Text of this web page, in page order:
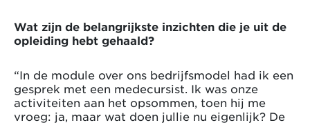
Wat zijn de belangrijkste inzichten die je uit de
opleiding hebt gehaald?
“In de module over ons bedrijfsmodel had ik een
gesprek met een medecursist. Ik was onze
activiteiten aan het opsommen, toen hij me
vroeg: ja, maar wat doen jullie nu eigenlijk? De